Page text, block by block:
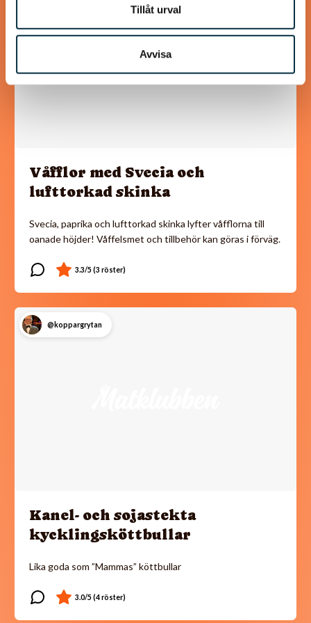
Tillåt urval
Avvisa
Våfflor med Svecia och
lufttorkad skinka
Svecia, paprika och lufttorkad skinka lyfter våfflorna till
oanade höjder! Våffelsmet och tillbehör kan göras i förväg.
@koppargrytan
Kanel- och sojastekta
kycklingsköttbullar
Lika goda som ”Mammas” köttbullar